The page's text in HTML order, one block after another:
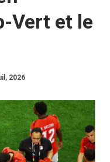
Vert et le
2026